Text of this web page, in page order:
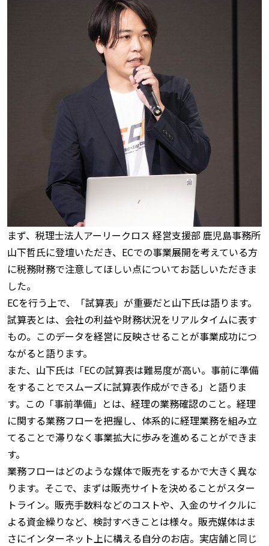
まず、税理士法人アーリークロス 経営支援部 鹿児島事務所
山下哲氏に登壇いただき、ECでの事業展開を考えている方
に税務財務で注意してほしい点についてお話しいただきま
した。
ECを行う上で、「試算表」が重要だと山下氏は語ります。
試算表とは、会社の利益や財務状況をリアルタイムに表す
もの。このデータを経営に反映させることが事業成功につ
ながると語ります。
また、山下氏は「ECの試算表は難易度が高い。事前に準備
をすることでスムーズに試算表作成ができる」と語りま
す。この「事前準備」とは、経理の業務確認のこと。経理
に関する業務フローを把握し、体系的に経理業務を組み立
てることで滞りなく事業拡大に歩みを進めることができま
す。
業務フローはどのような媒体で販売をするかで大きく異な
ります。そこで、まずは販売サイトを決めることがスター
トライン。販売手数料などのコストや、入金のサイクルに
よる資金繰りなど、検討すべきことは様々。 販売媒体はま
さにインターネット上に構える自分のお店。実店舗と同じ